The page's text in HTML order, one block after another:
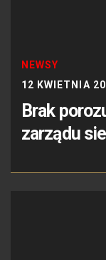
NEWSY
12 KWIETNIA
Brak
zarządu